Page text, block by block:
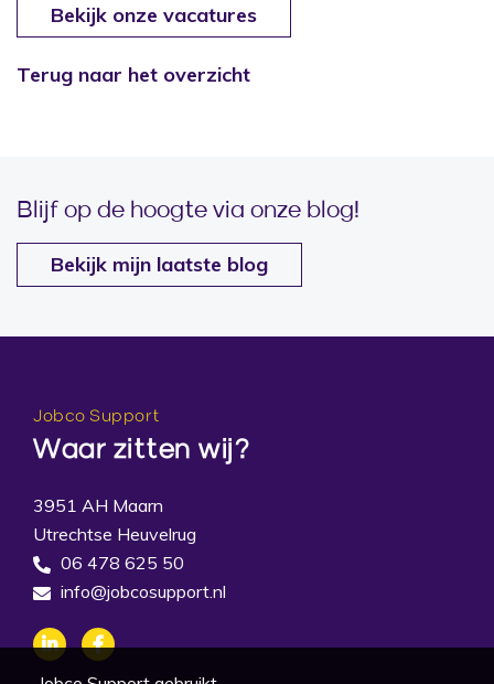
Bekijk onze vacatures
Terug naar het overzicht
Blijf op de hoogte via onze blog!
Bekijk mijn laatste blog
Jobco Support
Waar zitten wij?
3951 AH Maarn
Utrechtse Heuvelrug
06 478 625 50
info@jobcosupport.nl